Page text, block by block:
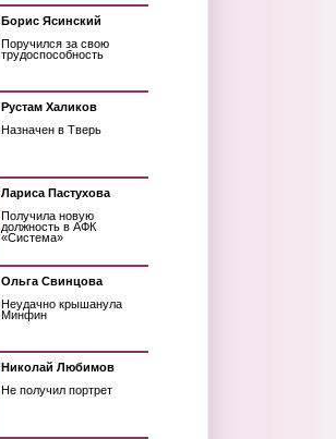
Борис Ясинский
Поручился за свою
трудоспособность
Рустам Халиков
Назначен в Тверь
Лариса Пастухова
Получила новую
должность в АФК
«Система»
Ольга Свинцова
Неудачно крышанула
Минфин
Николай Любимов
Не получил портрет